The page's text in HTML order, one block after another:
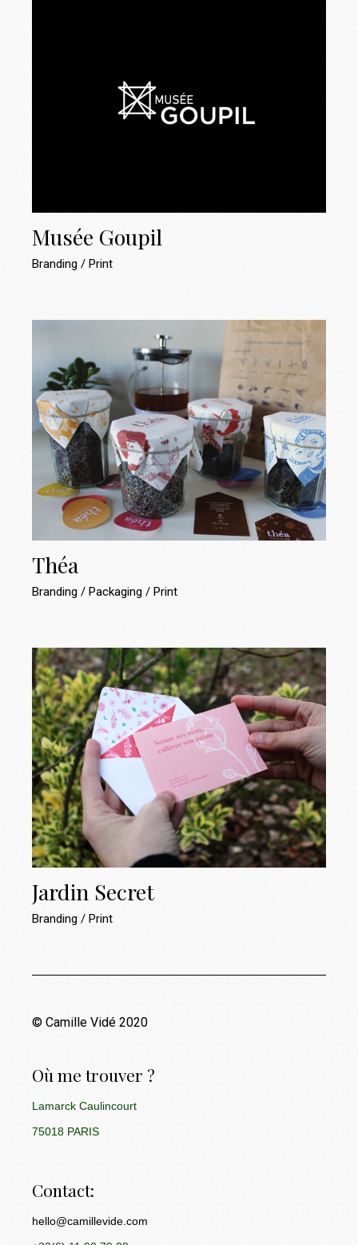
Musée Goupil
Branding Print
Théa
Branding Packaging Print
Jardin Secret
Branding Print
© Camille Vidé 2020
Où me trouver ?
Lamarck Caulincourt
75018 PARIS
Contact:
hello@camillevide.com